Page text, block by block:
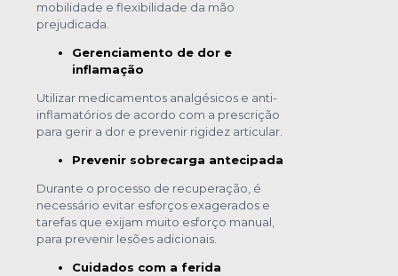
mobilidade e flexibilidade da mão
prejudicada.
Gerenciamento de dor e
inflamação
Utilizar medicamentos analgésicos e anti-
inflamatórios de acordo com a prescrição
para gerir a dor e prevenir rigidez articular.
Prevenir sobrecarga antecipada
Durante o processo de recuperação, é
necessário evitar esforços exagerados e
tarefas que exijam muito esforço manual,
para prevenir lesões adicionais.
Cuidados com a ferida